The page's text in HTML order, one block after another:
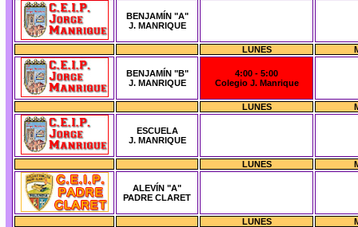
BENJAMÍN "A"
J. MANRIQUE
LUNES
BENJAMÍN "B"
J. MANRIQUE
4:00 - 5:00
Colegio J. Manrique
LUNES
ESCUELA
J. MANRIQUE
LUNES
ALEVÍN "A"
PADRE CLARET
LUNES